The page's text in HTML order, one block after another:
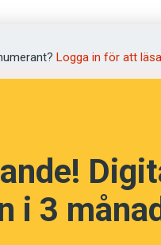
digitalt
Logga in för att läsa
i 3